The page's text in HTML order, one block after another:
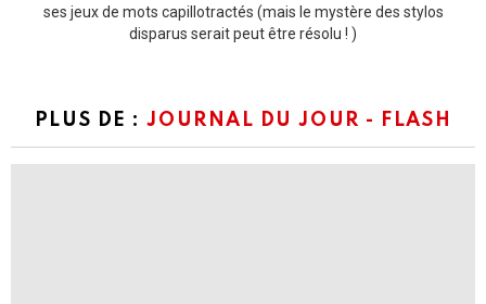
ses jeux de mots capillotractés (mais le mystère des stylos
disparus serait peut être résolu ! )
PLUS DE :JOURNAL DU JOUR - FLASH